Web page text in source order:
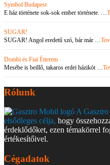
Symbol Budapest
E ház története sok-sok ember története. …
SUGAR!
SUGAR! Angol eredetű szó, bár már …
Dombi és Fiai Étterem
Mesébe is beillő, takaros erdei házikót …
Rólunk
A
elsődleges célja, hogy
érdeklődőket, ezen témakörrel
értékesítőivel.
Cégadatok